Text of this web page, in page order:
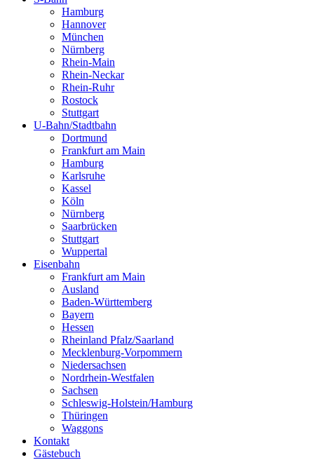
Hamburg
Hannover
München
Nürnberg
Rhein-Main
Rhein-Neckar
Rhein-Ruhr
Rostock
Stuttgart
U-Bahn/Stadtbahn
Dortmund
Frankfurt am Main
Hamburg
Karlsruhe
Kassel
Köln
Nürnberg
Saarbrücken
Stuttgart
Wuppertal
Eisenbahn
Frankfurt am Main
Ausland
Baden-Württemberg
Bayern
Hessen
Rheinland Pfalz/Saarland
Mecklenburg-Vorpommern
Niedersachsen
Nordrhein-Westfalen
Sachsen
Schleswig-Holstein/Hamburg
Thüringen
Waggons
Kontakt
Gästebuch